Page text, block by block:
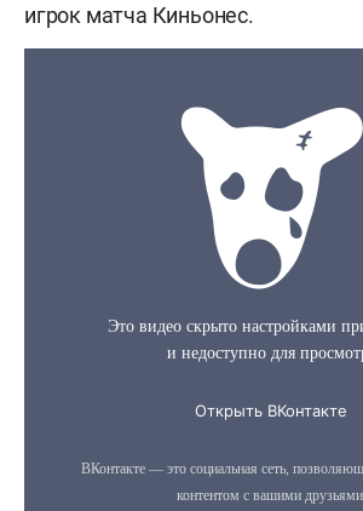
игрок матча Киньонес.